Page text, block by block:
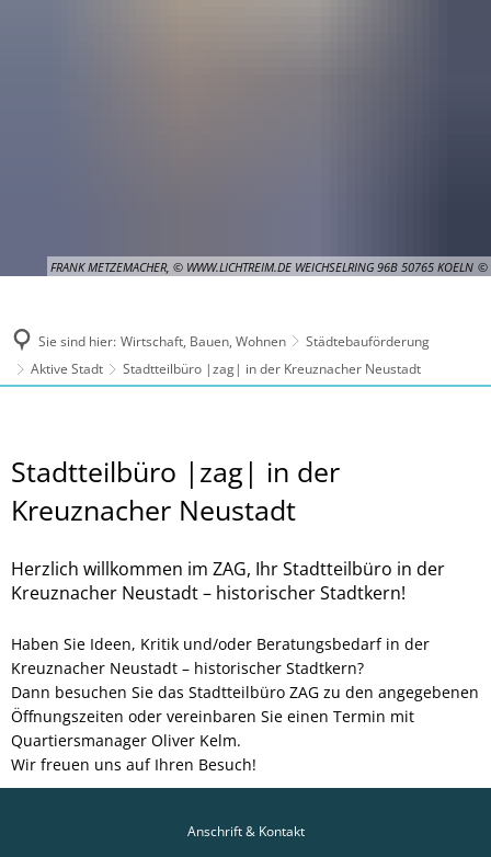
FRANK METZEMACHER, © WWW.LICHTREIM.DE WEICHSELRING 96B 50765 KOELN
Sie sind hier: Wirtschaft, Bauen, Wohnen
Städtebauförderung
Aktive Stadt
Stadtteilbüro |zag| in der Kreuznacher Neustadt
Stadtteilbüro
|zag|
der
Neustadt
Stadtteilbüro |zag| in der
Kreuznacher Neustadt
Herzlich willkommen im ZAG, Ihr Stadtteilbüro in der
Kreuznacher Neustadt – historischer Stadtkern!
Haben Sie Ideen, Kritik und/oder Beratungsbedarf in der
Kreuznacher Neustadt – historischer Stadtkern?
Dann besuchen Sie das Stadtteilbüro ZAG zu den angegebenen
Öffnungszeiten oder vereinbaren Sie einen Termin mit
Quartiersmanager Oliver Kelm.
Wir freuen uns auf Ihren Besuch!
Anschrift & Kontakt